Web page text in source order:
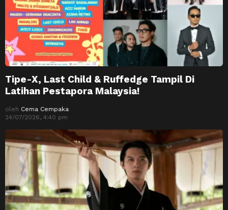
Tipe-X, Last Child & Ruffedge Tampil Di
Latihan Pestapora Malaysia!
oleh Cema Cempaka
24/07/2026, 4:40 pm